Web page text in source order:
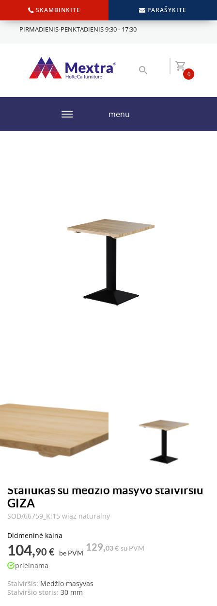
SKAMBINKITE PARAŠYKITE
PIRMADIENIS-PENKTADIENIS 9:30 - 17:30
0
menu
Staliukas su medžio masyvo stalviršiu
GIZA
SOD/66759_K:15 wiąz naturalny
Didmeninė kaina
104,90 € be PVM
129,03 € su PVM
prieinama
Stalviršis: Medžio masyvas
Stalviršio storis: 30 mm